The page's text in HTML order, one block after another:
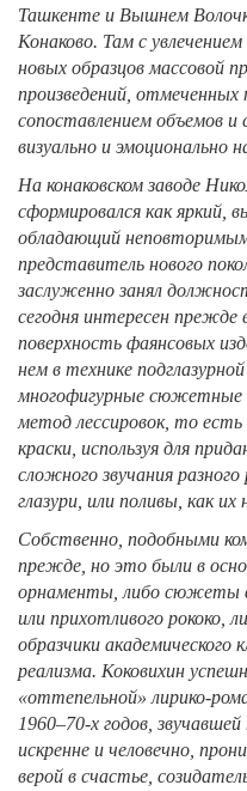
Ташкенте и Вышнем
Конаково. Там с
новых образцов массовой
произведений,
сопоставлением объемов
визуально и эмоционально
На конаковском заводе
сформировался как яркий,
обладающий
представитель нового
заслуженно занял
сегодня интересен
поверхность фаянсовых
нем в технике
многофигурные сюжетные
метод лессировок, то есть
краски, используя для
сложного звучания
глазури, или поливы, как
Собственно, подобными
прежде, но это были в
орнаменты, либо сюжеты в
или прихотливого рококо,
образчики академического
реализма. Коковихин
«оттепельной» лирико-
1960–70-х годов,
искренне и человечно,
верой в счастье,